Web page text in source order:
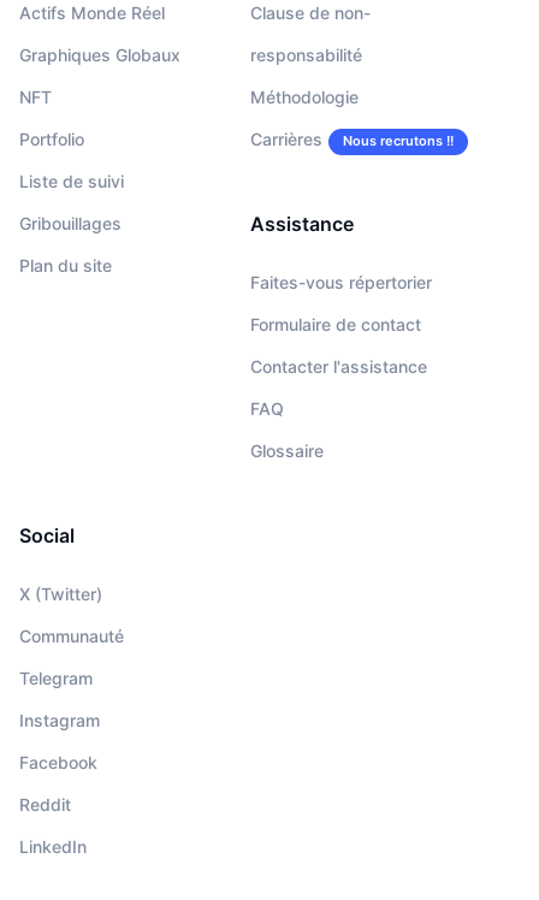
Actifs Monde Réel
Graphiques Globaux
NFT
Portfolio
Liste de suivi
Gribouillages
Plan du site
Clause de non-
responsabilité
Méthodologie
Carrières Nous recrutons !!
Assistance
Faites-vous répertorier
Formulaire de contact
Contacter l'assistance
FAQ
Glossaire
Social
X (Twitter)
Communauté
Telegram
Instagram
Facebook
Reddit
LinkedIn